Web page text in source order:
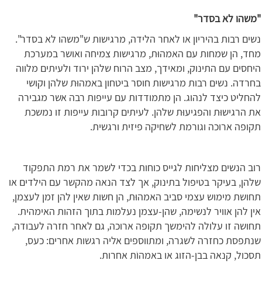
"משהו לא בסדר"
נשים רבות בהיריון או לאחר הלידה, מרגישות ש"משהו לא בסדר".
מחד, הן שמחות עם האמהוּת, מרגישות צמיחה ואושר במערכת
היחסים עם התינוק, ומאידך, מצב הרוח שלהן ירוד ולעיתים מלווה
בחרדה. נשים רבות מרגישות חוסר ביטחון באמהוּת שלהן וקושי
להחליט כיצד לנהוג. הן מתמודדות עם עייפות רבה אשר מגבירה
את הרגישוּת והפגיעוּת שלהן. לעיתים קרובות עייפות זו נמשכת
תקופה ארוכה וגורמת לשחיקה פיזית ורגשית.
רוב הנשים מצליחות לגייס כוחות בכדי לשמר את רמת התפקוד
שלהן, בעיקר בטיפול בתינוק, אך לצד הנאה מהקשר עם הילדים או
תחושת מימוש עצמי סביב האמהוּת, הן חשות שאין להן זמן לעצמן,
אין להן אוויר לנשימה, שהן-עצמן נעלמות בתוך הזהות האימהית.
תחושה זו עלולה להימשך תקופה ארוכה, גם לאחר חזרה לעבודה,
שנתפסת כחזרה לשגרה, ומתווספים אליה רגשות אחרים: כעס,
תסכול, קנאה בבן-הזוג או באמהוֹת אחרות.